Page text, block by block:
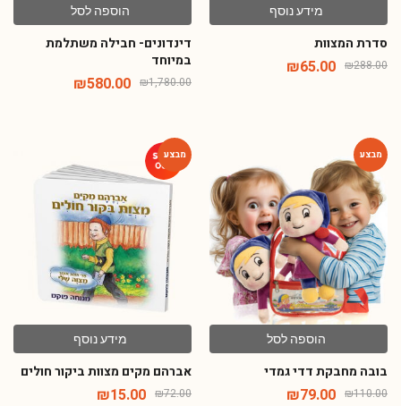
סדרת המצוות
65.00
דינדונים- חבילה משתלמת
במיוחד
₪1,780.00
₪580.00
-28%
הוספה לסל
בובה מחבקת דדי גמדי
₪79.00
-79%
מידע נוסף
אברהם מקים מצוות ביקור חולים
₪15.00